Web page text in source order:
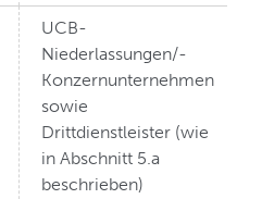
UCB-
Niederlassungen/-
Konzernunternehmen
sowie
Drittdienstleister (wie
in Abschnitt 5.a
beschrieben)